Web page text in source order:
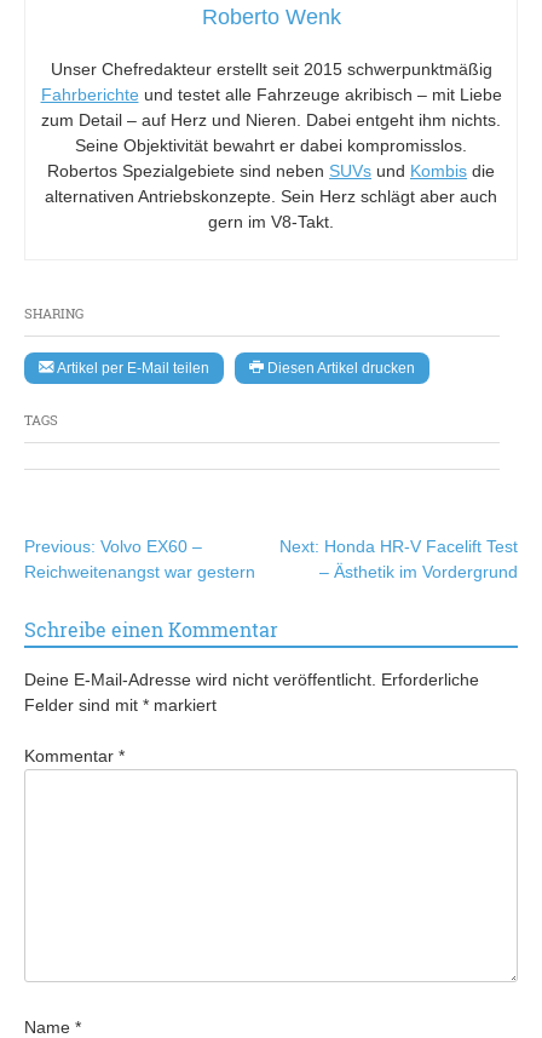
SHARING
Artikel per E-Mail teilen Diesen Artikel drucken
TAGS
Roberto Wenk
Unser Chefredakteur erstellt seit 2015 schwerpunktmäßig
Fahrberichte und testet alle Fahrzeuge akribisch – mit Liebe
zum Detail – auf Herz und Nieren. Dabei entgeht ihm nichts.
Seine Objektivität bewahrt er dabei kompromisslos.
Robertos Spezialgebiete sind neben SUVs und Kombis die
alternativen Antriebskonzepte. Sein Herz schlägt aber auch
gern im V8-Takt.
Beitragsnavigation
Previous: Volvo EX60 –
Reichweitenangst war gestern
Next: Honda HR-V Facelift Test
– Ästhetik im Vordergrund
Schreibe einen Kommentar
Deine E-Mail-Adresse wird nicht veröffentlicht. Erforderliche
Felder sind mit * markiert
Kommentar *
Name *